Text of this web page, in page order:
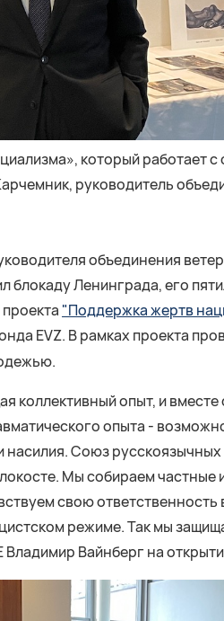
который работает
руководитель
объединения
Ленинграда, его
"Поддержка жертв
EVZ. В рамках проекта
коллективный опыт, и вместе
опыта -
насилия. Союз
Мы собираем частные
свою ответственность
режиме. Так мы
Владимир Вайнберг на